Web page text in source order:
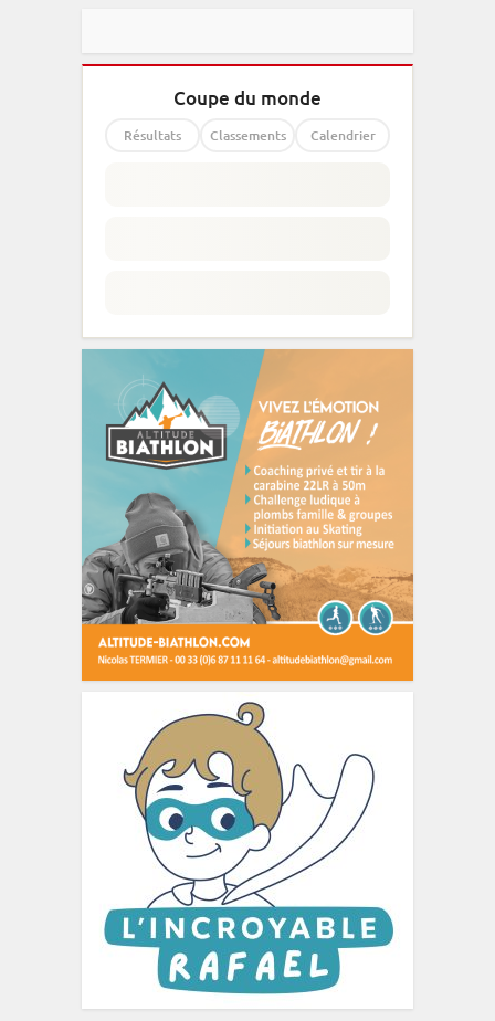
Coupe du monde
Résultats Classements Calendrier